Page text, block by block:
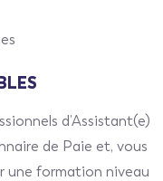
s d’Assistant(e)
de Paie et, vous
une formation niveau